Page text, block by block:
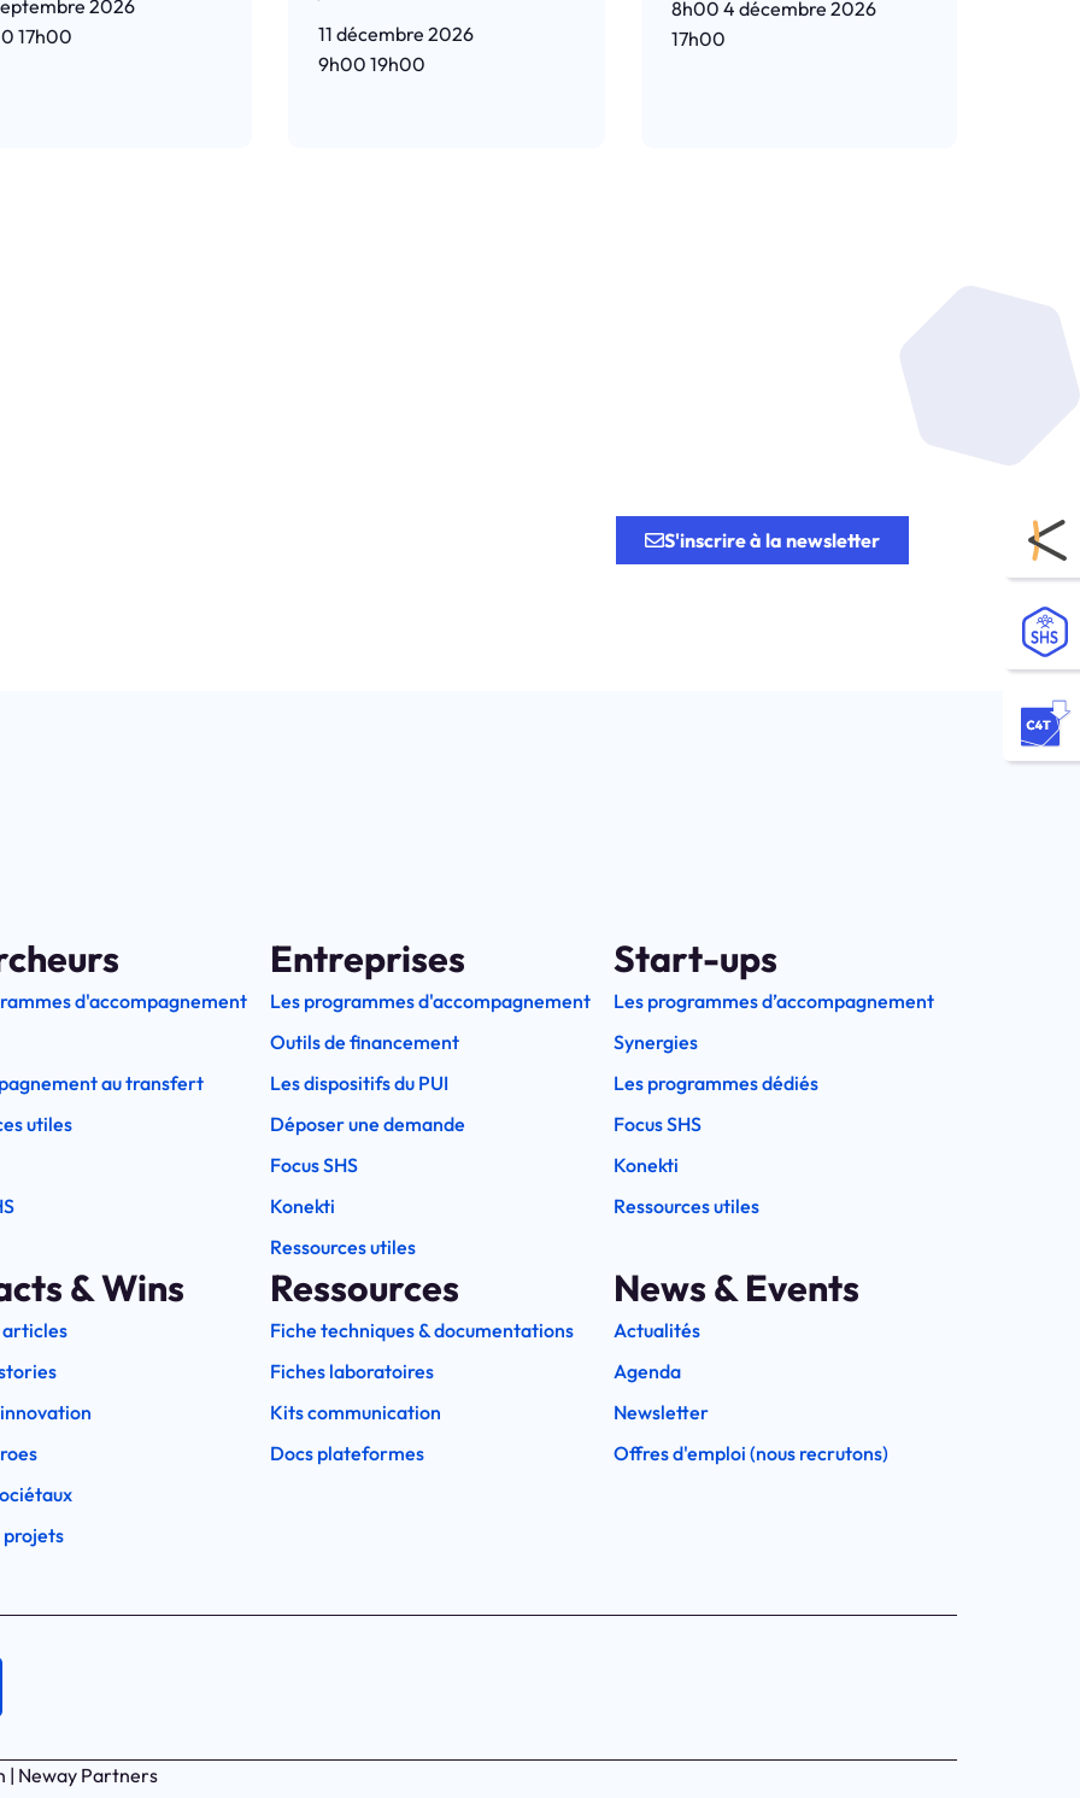
2026
17h00
11 décembre 2026
9h00 19h00
8h00 4 décembre 2026
17h00
S'inscrire à la newsletter
d'accompagnement
au transfert
utiles
Entreprises
Les programmes d'accompagnement
Outils de financement
Les dispositifs du PUI
Déposer une demande
Focus SHS
Konekti
Ressources utiles
Start-ups
Les programmes d’accompagnement
Synergies
Les programmes dédiés
Focus SHS
Konekti
Ressources utiles
& Wins
articles
projets
Ressources
Fiche techniques & documentations
Fiches laboratoires
Kits communication
Docs plateformes
News & Events
Actualités
Agenda
Newsletter
Offres d'emploi (nous recrutons)
| Neway Partners